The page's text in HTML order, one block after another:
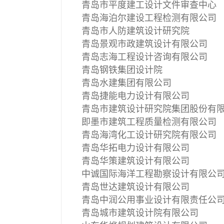
青岛市平度建工设计文件审查中心
青岛海泊尔建设工程检测有限公司
青岛市人防建筑设计研究院
青岛景观市政建筑设计有限公司
青岛志海工程设计咨询有限公司
青岛钢铁集团设计院
青岛水建集团有限公司
青岛捷能电力设计有限公司
青岛市建筑设计研究院集团股份有
即墨市建筑工程质量检测有限公司
青岛海湾化工设计研究院有限公司
青岛华拓电力设计有限公司
青岛华策建筑设计有限公司
中诚国际海洋工程勘察设计有限公司
青岛世达建筑设计有限公司
青岛中润公用事业设计有限责任公司
青岛城市建筑设计院有限公司